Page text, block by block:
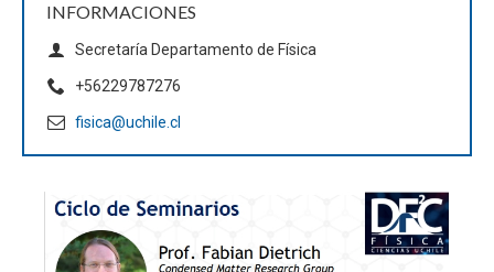
INFORMACIONES
Secretaría Departamento de Física
+56229787276
fisica@uchile.cl